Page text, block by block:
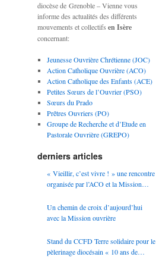
diocèse de Grenoble – Vienne vous
informe des actualités des différents
mouvements et collectifs en Isère
concernant:
Jeunesse Ouvrière Chrétienne (JOC)
Action Catholique Ouvrière (ACO)
Action Catholique des Enfants (ACE)
Petites Sœurs de l’Ouvrier (PSO)
Sœurs du Prado
Prêtres Ouvriers (PO)
Groupe de Recherche et d’Etude en
Pastorale Ouvrière (GREPO)
derniers articles
« Vieillir, c’est vivre ! » une rencontre
organisée par l’ACO et la Mission
Un chemin de croix d’aujourd’hui
avec la Mission ouvrière
Stand du CCFD Terre solidaire pour le
pèlerinage diocésain « 10 ans de